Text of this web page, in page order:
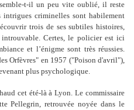
t-il un peu vite oublié, il reste
intrigues criminelles sont habilement
trois de ses subtiles histoires,
Certes, le policier est ici
et l’énigme sont très réussies.
Orfèvres" en 1957 ("Poison d'avril"),
plus psychologique.
cet été-là à Lyon. Le commissaire
Pellegrin, retrouvée noyée dans le